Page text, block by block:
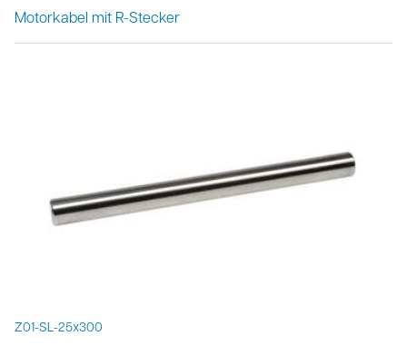
Motorkabel mit R-Stecker
Z01-SL-25x300